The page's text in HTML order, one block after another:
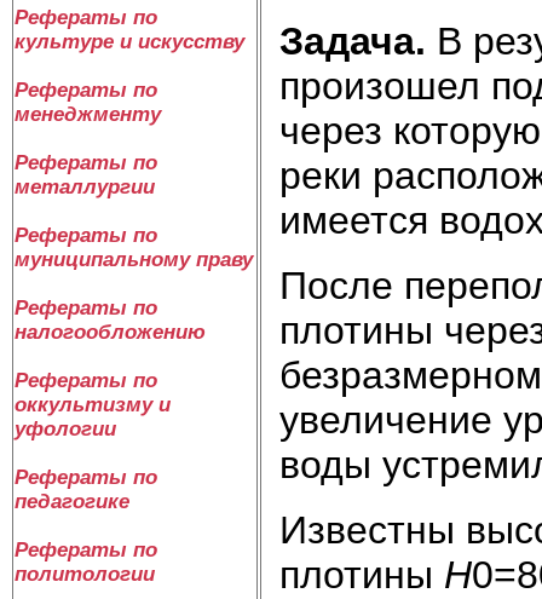
Рефераты по
культуре и искусству
Рефераты по
менеджменту
Рефераты по
металлургии
Рефераты по
муниципальному праву
Рефераты по
налогообложению
Рефераты по
оккультизму и
уфологии
Рефераты по
педагогике
Рефераты по
политологии
Задача. В
произошел
через
реки
имеется
После
плотины
увеличение
воды
Известны
плотины Н